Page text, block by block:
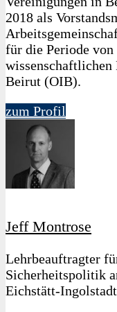
2018 als
für die Periode
Beirut (OIB).
zum Profil
Jeff Montrose
Lehrbeauftragter
Sicherheitspolitik
Eichstätt-